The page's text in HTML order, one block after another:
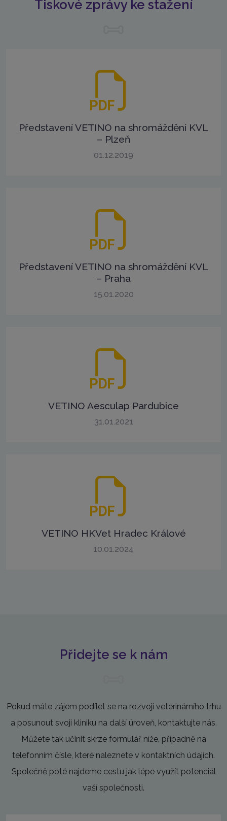
Tiskové zprávy ke stažení
Představení VETINO na shromáždění KVL
– Plzeň
01.12.2019
Představení VETINO na shromáždění KVL
– Praha
15.01.2020
VETINO Aesculap Pardubice
31.01.2021
VETINO HKVet Hradec Králové
10.01.2024
Přidejte se k nám
Pokud máte zájem podílet se na rozvoji veterinárního trhu
a posunout svoji kliniku na další úroveň, kontaktujte nás.
Můžete tak učinit skrze formulář níže, případně na
telefonním čísle, které naleznete v kontaktních údajích.
Společně poté najdeme cestu jak lépe využít potenciál
vaší společnosti.